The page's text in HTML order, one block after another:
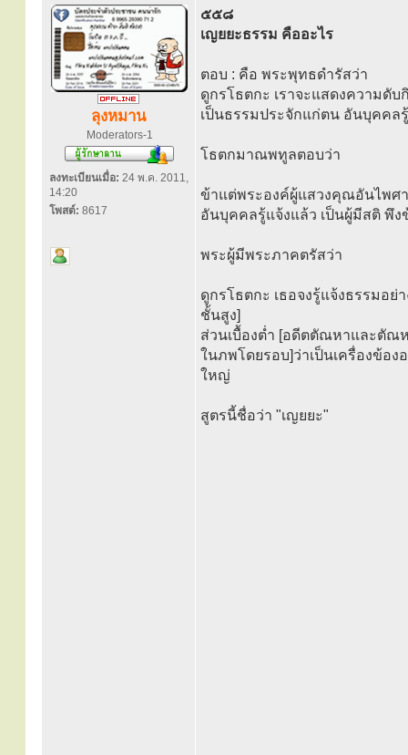
ลุงหมาน
Moderators-1
ลงทะเบียนเมื่อ: 24 พ.ค. 2011,
14:20
โพสต์: 8617
๕๕๘
เญยยะธรรม คืออะไร
ตอบ : คือ พระพุทธดำรัสว่า
ดูกรโธตกะ เราจะแสดงความดับ
เป็นธรรมประจักแก่ตน อันบุคค
โธตกมาณพทูลตอบว่า
ข้าแต่พระองค์ผู้แสวงคุณอันไพศ
อันบุคคลรู้แจ้งแล้ว เป็นผู้มีสติ พึ
พระผู้มีพระภาคตรัสว่า
ดูกรโธตกะ เธอจงรู้แจ้งธรรมอ
ชั้นสูง]
ส่วนเบื้องต่ำ [อดีตตัณหาและตัณ
ในภพโดยรอบ]ว่าเป็นเครื่องข้อ
ใหญ่
สูตรนี้ชื่อว่า "เญยยะ"